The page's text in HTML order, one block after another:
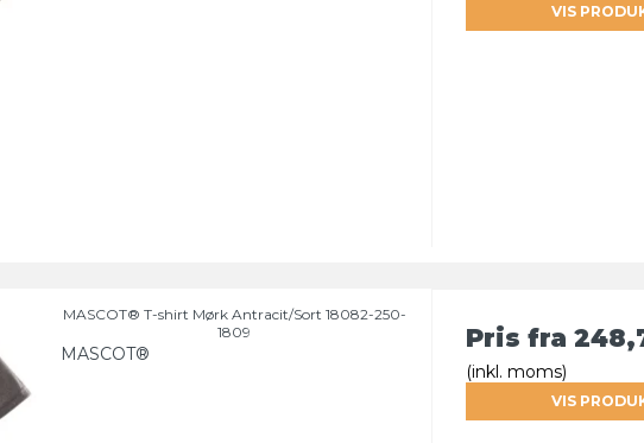
VIS
MASCOT® T-shirt Mørk Antracit/Sort 18082-250-
1809
MASCOT®
Pris fra
(inkl. moms)
VIS